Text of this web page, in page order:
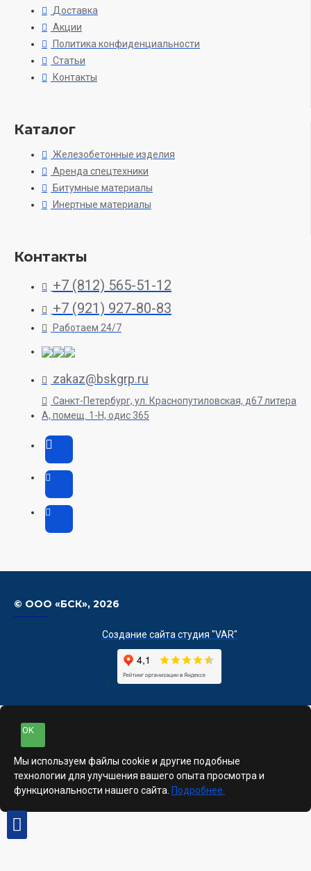
Доставка
Акции
Политика конфиденциальности
Статьи
Контакты
Каталог
Железобетонные изделия
Аренда спецтехники
Битумные материалы
Инертные материалы
Контакты
+7 (812) 565-51-12
+7 (921) 927-80-83
Работаем 24/7
zakaz@bskgrp.ru
Санкт-Петербург, ул. Краснопутиловская, д67 литера
А, помещ. 1-H, одис 365
© ООО «БСК», 2026
Создание сайта студия "VAR"
OK
Мы используем файлы cookie и другие подобные
технологии для улучшения вашего опыта просмотра и
функциональности нашего сайта. Подробнее.